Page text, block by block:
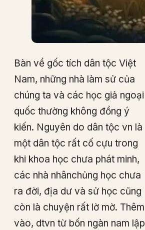
Bàn về gốc tích dân tộc Việt
Nam, những nhà làm sử của
chúng ta và các học giả ngoại
quốc thường không đồng ý
kiến. Nguyên do dân tộc vn là
một dân tộc rất cố cựu trong
khi khoa học chưa phát minh,
các nhà nhânchủng học chưa
ra đời, địa dư và sử học cũng
còn là chuyện rất lờ mờ. Thêm
vào, dtvn từ bốn ngàn nam lập